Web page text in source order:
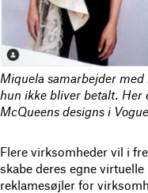
Miquela samarbejder
hun ikke bliver betalt. Her
McQueens designs i
Flere virksomheder vil i
skabe deres egne
reklamesøjler for